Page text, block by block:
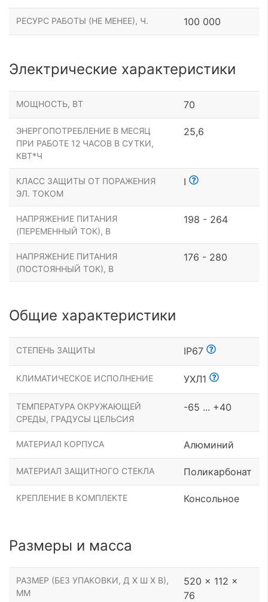
РЕСУРС РАБОТЫ (НЕ МЕНЕЕ), Ч. 100 000
Электрические характеристики
МОЩНОСТЬ, ВТ 70
ЭНЕРГОПОТРЕБЛЕНИЕ В МЕСЯЦ
ПРИ РАБОТЕ 12 ЧАСОВ В СУТКИ,
КВТ*Ч
25,6
КЛАСС ЗАЩИТЫ ОТ ПОРАЖЕНИЯ
ЭЛ. ТОКОМ
I
НАПРЯЖЕНИЕ ПИТАНИЯ
(ПЕРЕМЕННЫЙ ТОК), В
198 - 264
НАПРЯЖЕНИЕ ПИТАНИЯ
(ПОСТОЯННЫЙ ТОК), В
176 - 280
Общие характеристики
СТЕПЕНЬ ЗАЩИТЫ IP67
КЛИМАТИЧЕСКОЕ ИСПОЛНЕНИЕ УХЛ1
ТЕМПЕРАТУРА ОКРУЖАЮЩЕЙ
СРЕДЫ, ГРАДУСЫ ЦЕЛЬСИЯ
-65 ... +40
МАТЕРИАЛ КОРПУСА Алюминий
МАТЕРИАЛ ЗАЩИТНОГО СТЕКЛА Поликарбонат
КРЕПЛЕНИЕ В КОМПЛЕКТЕ Консольное
Размеры и масса
РАЗМЕР (БЕЗ УПАКОВКИ, Д Х Ш Х В),
ММ
520 x 112 x
76